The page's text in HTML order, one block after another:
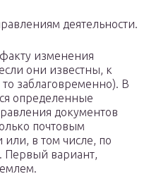
деятельности.
факту изменения
они известны, к
заблаговременно). В
определенные
документов
почтовым
в том числе, по
Первый вариант,